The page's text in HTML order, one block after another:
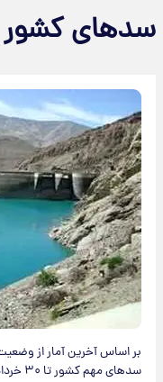
سدهای کشور
بر اساس آخرین آمار از
سدهای مهم کشور تا ۳۰ خردادماه، ۶۶ درصد است.